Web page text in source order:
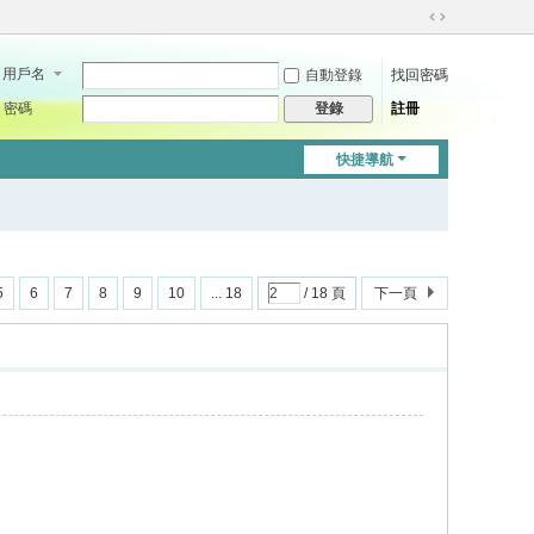
切
到
用戶名 自動登錄
找回密碼
密碼
登錄 註冊
快捷導航
6 7 8 9 10 ... 18 / 18 頁 下一頁